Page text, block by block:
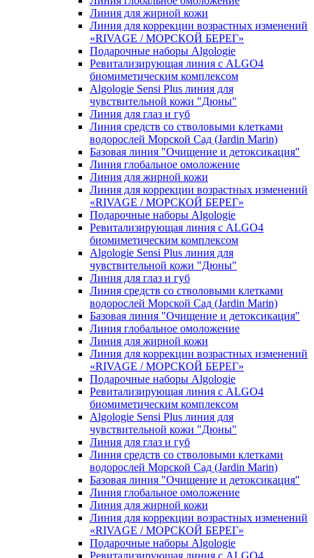
Линия для жирной кожи
Линия для коррекции возрастных изменений
«RIVAGE / МОРСКОЙ БЕРЕГ»
Подарочные наборы Algologie
Ревитализирующая линия с ALGO4
биомиметическим комплексом
Algologie Sensi Plus линия для
чувcтвительной кожи "Дюны"
Линия для глаз и губ
Линия средств со стволовыми клетками
водорослей Морской Сад (Jardin Marin)
Базовая линия "Очищение и детоксикация"
Линия глобальное омоложение
Линия для жирной кожи
Линия для коррекции возрастных изменений
«RIVAGE / МОРСКОЙ БЕРЕГ»
Подарочные наборы Algologie
Ревитализирующая линия с ALGO4
биомиметическим комплексом
Algologie Sensi Plus линия для
чувcтвительной кожи "Дюны"
Линия для глаз и губ
Линия средств со стволовыми клетками
водорослей Морской Сад (Jardin Marin)
Базовая линия "Очищение и детоксикация"
Линия глобальное омоложение
Линия для жирной кожи
Линия для коррекции возрастных изменений
«RIVAGE / МОРСКОЙ БЕРЕГ»
Подарочные наборы Algologie
Ревитализирующая линия с ALGO4
биомиметическим комплексом
Algologie Sensi Plus линия для
чувcтвительной кожи "Дюны"
Линия для глаз и губ
Линия средств со стволовыми клетками
водорослей Морской Сад (Jardin Marin)
Базовая линия "Очищение и детоксикация"
Линия глобальное омоложение
Линия для жирной кожи
Линия для коррекции возрастных изменений
«RIVAGE / МОРСКОЙ БЕРЕГ»
Подарочные наборы Algologie
Ревитализирующая линия с ALGO4